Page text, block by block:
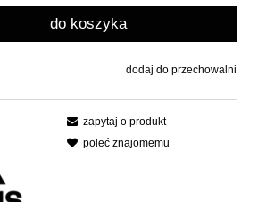
do koszyka
dodaj do przechowalni
zapytaj o produkt
poleć znajomemu